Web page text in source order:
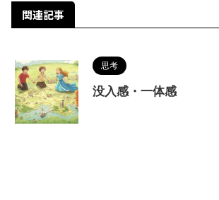
関連記事
思考
没入感・一体感